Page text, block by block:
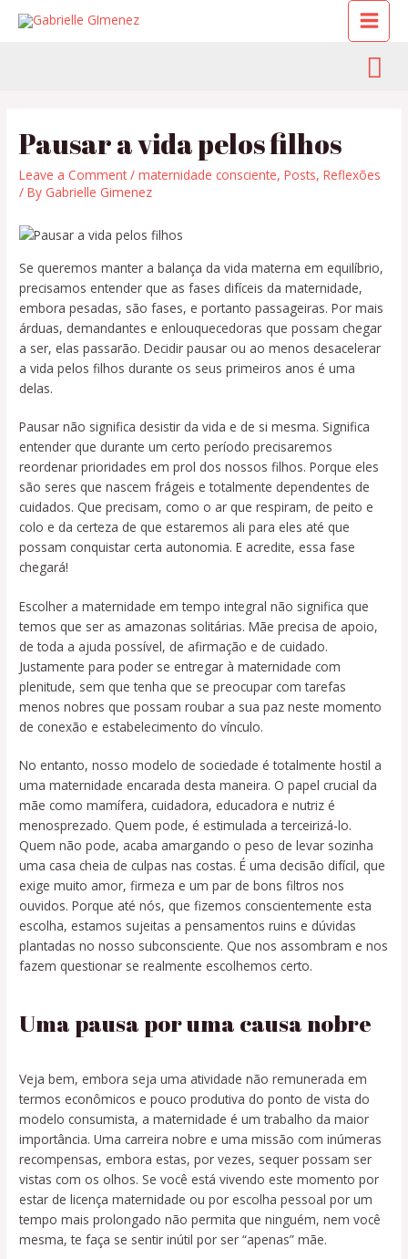
Pausar a vida pelos filhos
Leave a Comment /maternidade consciente,Posts,Reflexões
/ By Gabrielle Gimenez
Se queremos manter a balança da vida materna em equilíbrio,
precisamos entender que as fases difíceis da maternidade,
embora pesadas, são fases, e portanto passageiras. Por mais
árduas, demandantes e enlouquecedoras que possam chegar
a ser, elas passarão. Decidir pausar ou ao menos desacelerar
a vida pelos filhos durante os seus primeiros anos é uma
delas.
Pausar não significa desistir da vida e de si mesma. Significa
entender que durante um certo período precisaremos
reordenar prioridades em prol dos nossos filhos. Porque eles
são seres que nascem frágeis e totalmente dependentes de
cuidados. Que precisam, como o ar que respiram, de peito e
colo e da certeza de que estaremos ali para eles até que
possam conquistar certa autonomia. E acredite, essa fase
chegará!
Escolher a maternidade em tempo integral não significa que
temos que ser as amazonas solitárias. Mãe precisa de apoio,
de toda a ajuda possível, de afirmação e de cuidado.
Justamente para poder se entregar à maternidade com
plenitude, sem que tenha que se preocupar com tarefas
menos nobres que possam roubar a sua paz neste momento
de conexão e estabelecimento do vínculo.
No entanto, nosso modelo de sociedade é totalmente hostil a
uma maternidade encarada desta maneira. O papel crucial da
mãe como mamífera, cuidadora, educadora e nutriz é
menosprezado. Quem pode, é estimulada a terceirizá-lo.
Quem não pode, acaba amargando o peso de levar sozinha
uma casa cheia de culpas nas costas. É uma decisão difícil, que
exige muito amor, firmeza e um par de bons filtros nos
ouvidos. Porque até nós, que fizemos conscientemente esta
escolha, estamos sujeitas a pensamentos ruins e dúvidas
plantadas no nosso subconsciente. Que nos assombram e nos
fazem questionar se realmente escolhemos certo.
Uma pausa por uma causa nobre
Veja bem, embora seja uma atividade não remunerada em
termos econômicos e pouco produtiva do ponto de vista do
modelo consumista, a maternidade é um trabalho da maior
importância. Uma carreira nobre e uma missão com inúmeras
recompensas, embora estas, por vezes, sequer possam ser
vistas com os olhos. Se você está vivendo este momento por
estar de licença maternidade ou por escolha pessoal por um
tempo mais prolongado não permita que ninguém, nem você
mesma, te faça se sentir inútil por ser “apenas” mãe.